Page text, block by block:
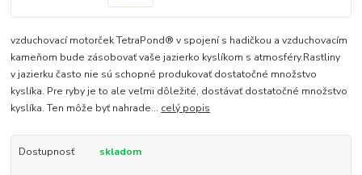
vzduchovací motorček TetraPond® v spojení s hadičkou a vzduchovacím
kameňom bude zásobovať vaše jazierko kyslíkom s atmosféry.Rastliny
v jazierku často nie sú schopné produkovať dostatočné množstvo
kyslíka. Pre ryby je to ale veľmi dôležité, dostávať dostatočné množstvo
kyslíka. Ten môže byť nahrade... celý popis
Dostupnosť skladom